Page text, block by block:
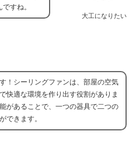
大工になりたい
すね。
！シーリングファンは、部屋の空気
快適な環境を作り出す役割がありま
があることで、一つの器具で二つの
できます。